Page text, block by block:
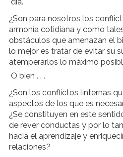
¿Son para nosotros los
armonía cotidiana y como
obstáculos que amenazan el
lo mejor es tratar de evitar su
atemperarlos lo máximo
O bien . . .
¿Son los conflictos linternas
aspectos de los que es
¿Se constituyen en este
de rever conductas y por lo
hacia el aprendizaje y
relaciones?